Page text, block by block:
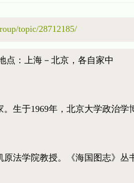
topic/28712185/
点：上海－北京，各自家中
于1969年，北京大学政治学
学院教授。《海国图志》丛